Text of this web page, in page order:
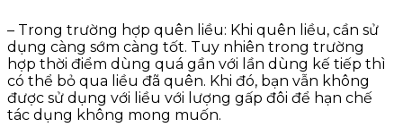
– Trong trường hợp quên liều: Khi quên liều, cần sử
dụng càng sớm càng tốt. Tuy nhiên trong trường
hợp thời điểm dùng quá gần với lần dùng kế tiếp thì
có thể bỏ qua liều đã quên. Khi đó, bạn vẫn không
được sử dụng với liều với lượng gấp đôi để hạn chế
tác dụng không mong muốn.